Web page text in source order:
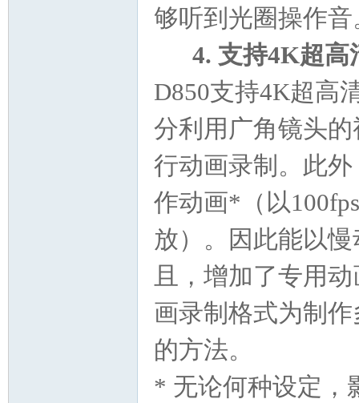
够听到光圈操作音
4. 支持4K超高
D850支持4K超高
分利用广角镜头
行动画录制。此
作动画*（以
放）。因此能以
且，增加了专用
画录制格式为制
的方法。
* 无论何种设定，